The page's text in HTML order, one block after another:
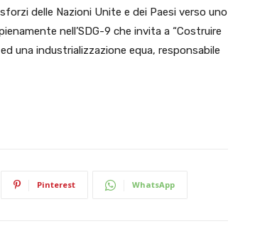
delle Nazioni Unite e dei Paesi verso uno
nell’SDG-9 che invita a “Costruire
una industrializzazione equa, responsabile
Pinterest WhatsApp